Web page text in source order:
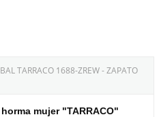
TARRACO 1688-ZREW - ZAPATO
mujer "TARRACO"